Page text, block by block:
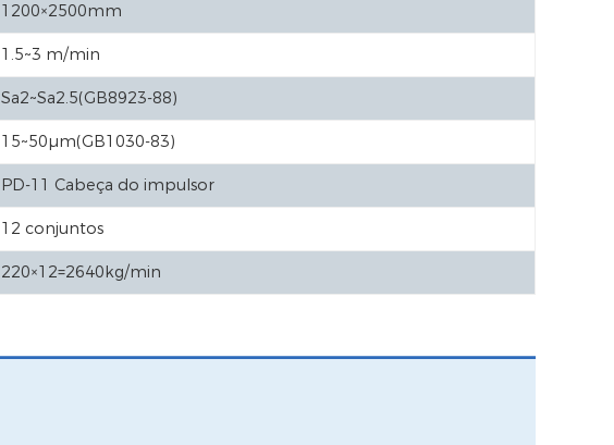
1200×2500mm
1.5~3 m/min
Sa2~Sa2.5(GB8923-88)
15~50µm(GB1030-83)
PD-11 Cabeça do impulsor
12 conjuntos
220×12=2640kg/min